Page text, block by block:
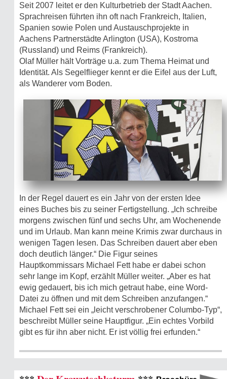
Seit 2007 leitet er den Kulturbetrieb der Stadt Aachen.
Sprachreisen führten ihn oft nach Frankreich, Italien,
Spanien sowie Polen und Austauschprojekte in
Aachens Partnerstädte Arlington (USA), Kostroma
(Russland) und Reims (Frankreich).
Olaf Müller hält Vorträge u.a. zum Thema Heimat und
Identität. Als Segelflieger kennt er die Eifel aus der Luft,
als Wanderer vom Boden.
In der Regel dauert es ein Jahr von der ersten Idee
eines Buches bis zu seiner Fertigstellung. „Ich schreibe
morgens zwischen fünf und sechs Uhr, am Wochenende
und im Urlaub. Man kann meine Krimis zwar durchaus in
wenigen Tagen lesen. Das Schreiben dauert aber eben
doch deutlich länger.“ Die Figur seines
Hauptkommissars Michael Fett habe er dabei schon
sehr lange im Kopf, erzählt Müller weiter. „Aber es hat
ewig gedauert, bis ich mich getraut habe, eine Word-
Datei zu öffnen und mit dem Schreiben anzufangen.“
Michael Fett sei ein „leicht verschrobener Columbo-Typ“,
beschreibt Müller seine Hauptfigur. „Ein echtes Vorbild
gibt es für ihn aber nicht. Er ist völlig frei erfunden.“